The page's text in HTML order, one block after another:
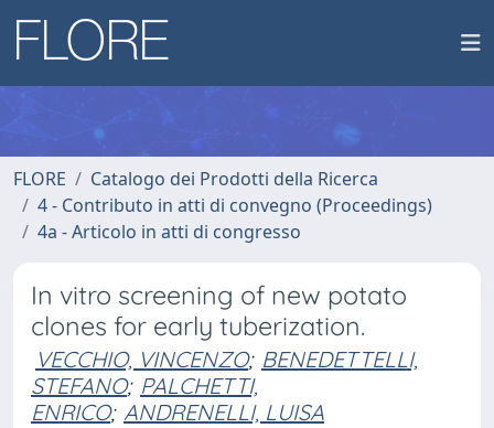
FLORE
Catalogo dei Prodotti della Ricerca
4 - Contributo in atti di convegno (Proceedings)
4a - Articolo in atti di congresso
In vitro screening of new potato
clones for early tuberization.
VECCHIO, VINCENZO; BENEDETTELLI,
STEFANO; PALCHETTI,
ENRICO; ANDRENELLI, LUISA